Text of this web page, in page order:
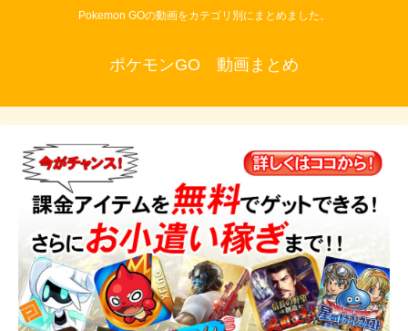
Pokemon GOの動画をカテゴリ別にまとめました。
ポケモンGO 動画まとめ